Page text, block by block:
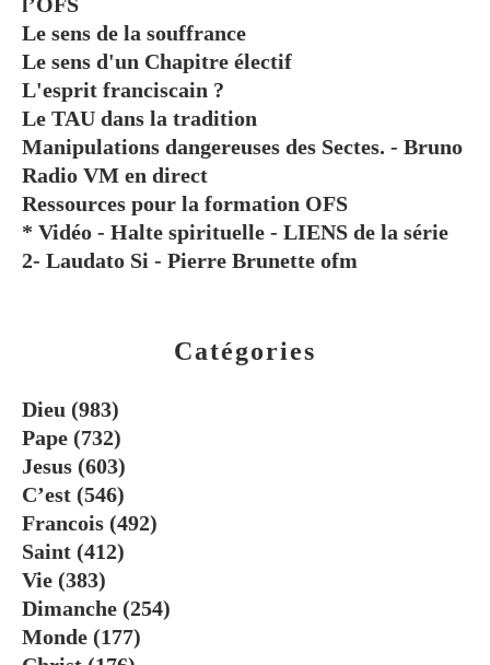
Catégories
Dieu (983)
Pape (732)
Jesus (603)
C’est (546)
Francois (492)
Saint (412)
Vie (383)
Dimanche (254)
Monde (177)
Le sens de la souffrance
Le sens d'un Chapitre électif
L'esprit franciscain ?
Le TAU dans la tradition
Manipulations dangereuses des Sectes. - Bruno
Radio VM en direct
Ressources pour la formation OFS
* Vidéo - Halte spirituelle - LIENS de la série
2- Laudato Si - Pierre Brunette ofm